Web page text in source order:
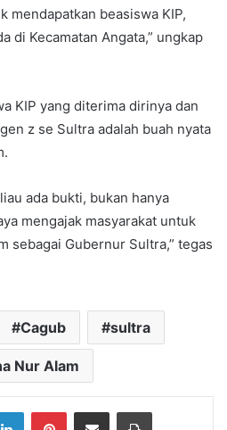
mendapatkan beasiswa KIP,
di Kecamatan Angata,” ungkap
KIP yang diterima dirinya dan
z se Sultra adalah buah nyata
ada bukti, bukan hanya
mengajak masyarakat untuk
sebagai Gubernur Sultra,” tegas
Cagub sultra
Nur Alam
LinkedInPinterestShare via Email Print